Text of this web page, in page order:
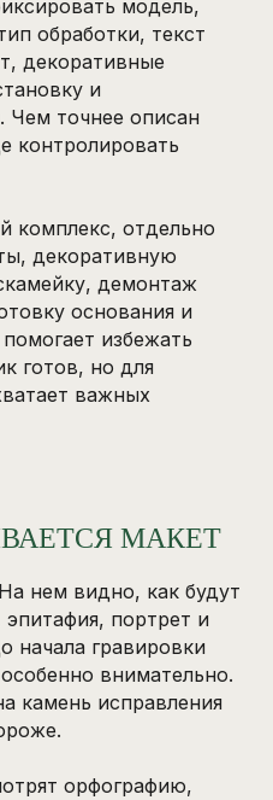
модель,
обработки, текст
декоративные
и
Чем точнее описан
контролировать
комплекс, отдельно
декоративную
демонтаж
основания и
избежать
готов, но для
важных
МАКЕТ
нем видно, как будут
портрет и
начала гравировки
внимательно.
камень исправления
орфографию,